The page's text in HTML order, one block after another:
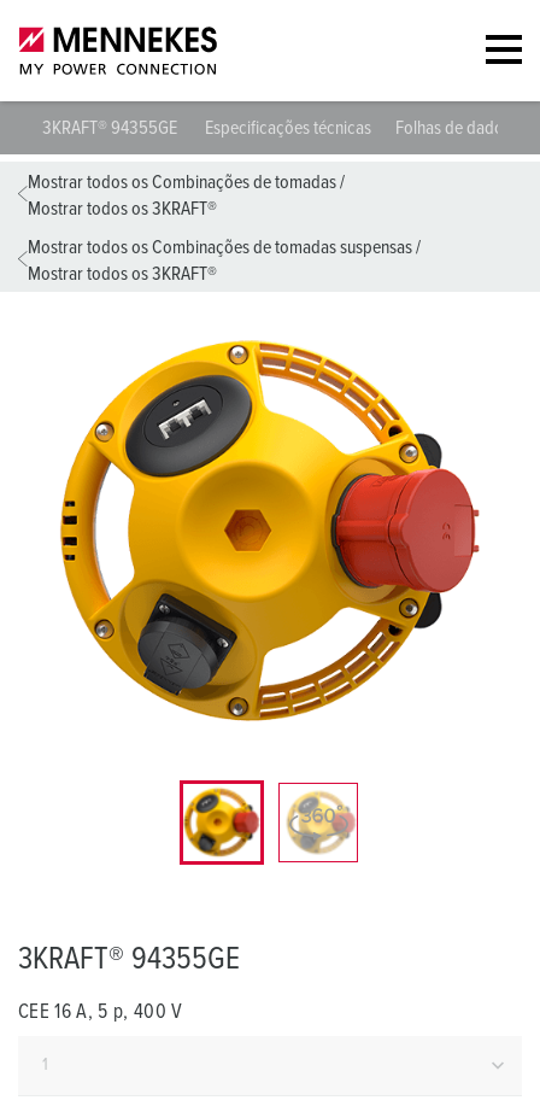
3KRAFT® 94355GE Especificações técnicas Folhas de dados e
Mostrar todos os Combinações de tomadas/
Mostrar todos os 3KRAFT®
Mostrar todos os Combinações de tomadas suspensas/
Mostrar todos os 3KRAFT®
3KRAFT® 94355GE
CEE 16 A, 5 p, 400 V